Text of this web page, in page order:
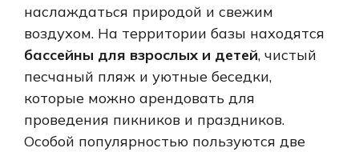
наслаждаться природой и свежим
воздухом. На территории базы находятся
бассейны для взрослых и детей, чистый
песчаный пляж и уютные беседки,
которые можно арендовать для
проведения пикников и праздников.
Особой популярностью пользуются две